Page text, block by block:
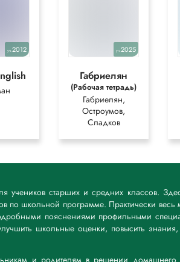
уч.2012 уч.2025
Габриелян
(Рабочая тетрадь)
Габриелян,
Остроумов,
Сладков
учеников старших и средних классов.
по школьной программе. Практически весь
пояснениями профильными
школьные оценки, повысить знания,